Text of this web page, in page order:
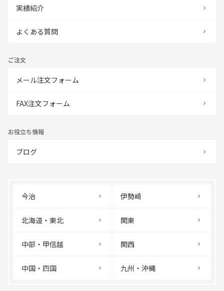
実績紹介
よくある質問
ご注文
メール注文フォーム
FAX注文フォーム
お役立ち情報
ブログ
今治 伊勢崎
北海道・東北 関東
中部・甲信越 関西
中国・四国 九州・沖縄